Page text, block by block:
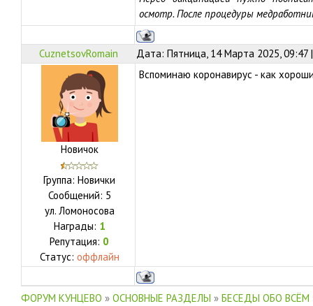
осмотр. После процедуры
CuznetsovRomain Дата: Пятница, 14 Марта 2025,
Новичок
Группа: Новички
Сообщений: 5
ул. Ломоносова
Награды: 1
Репутация: 0
Статус: оффлайн
Вспоминаю коронавирус - как
ФОРУМ КУНЦЕВО » ОСНОВНЫЕ РАЗДЕЛЫ » БЕСЕДЫ ОБО ВСЁМ